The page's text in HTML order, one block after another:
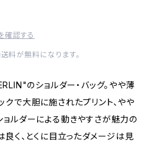
確認する
料が無料になります。
のショルダー・バッグ。やや薄
クで大胆に施されたプリント、やや
ョルダーによる動きやすさが魅力の
良く、とくに目立ったダメージは見